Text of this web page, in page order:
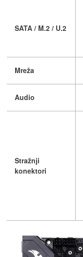
SATA / M.2 / U.2
Mreža
Audio
Stražnji
konektori